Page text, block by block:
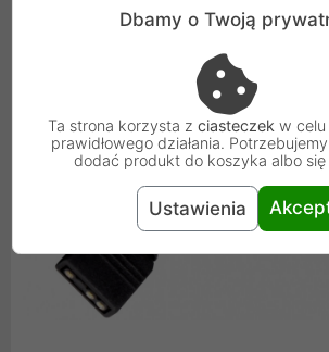
Dbamy o Twoją
Ta strona korzysta z ciasteczekw celu
prawidłowego działania.
dodać produkt do koszyka albo
Ustawienia